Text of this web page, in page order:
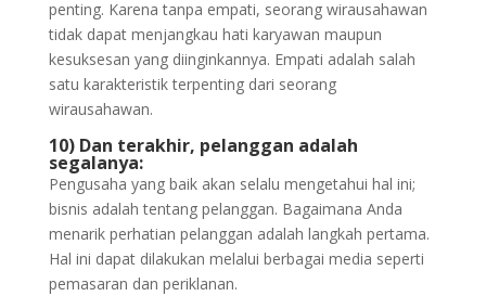
penting. Karena tanpa empati, seorang wirausahawan
tidak dapat menjangkau hati karyawan maupun
kesuksesan yang diinginkannya. Empati adalah salah
satu karakteristik terpenting dari seorang
wirausahawan.
10) Dan terakhir, pelanggan adalah
segalanya:
Pengusaha yang baik akan selalu mengetahui hal ini;
bisnis adalah tentang pelanggan. Bagaimana Anda
menarik perhatian pelanggan adalah langkah pertama.
Hal ini dapat dilakukan melalui berbagai media seperti
pemasaran dan periklanan.